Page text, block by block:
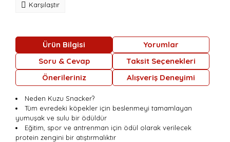
Karşılaştır
Ürün Bilgisi
Yorumlar
Soru & Cevap
Taksit Seçenekleri
Önerileriniz
Alışveriş Deneyimi
Neden Kuzu Snacker?
Tüm evredeki köpekler için beslenmeyi tamamlayan
yumuşak ve sulu bir ödüldür
Eğitim, spor ve antrenman için ödül olarak verilecek
protein zengini bir atıştırmalıktır